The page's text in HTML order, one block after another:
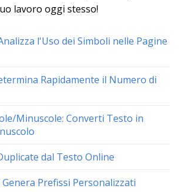
lavoro oggi stesso!
l'Uso dei Simboli nelle Pagine
Rapidamente il Numero di
Minuscole: Converti Testo in
dal Testo Online
Prefissi Personalizzati